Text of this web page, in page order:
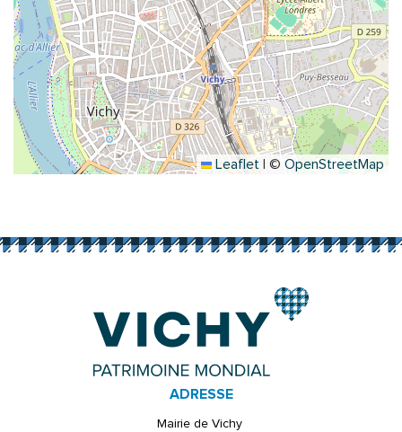
Leaflet | © OpenStreetMap
ADRESSE
Mairie de Vichy